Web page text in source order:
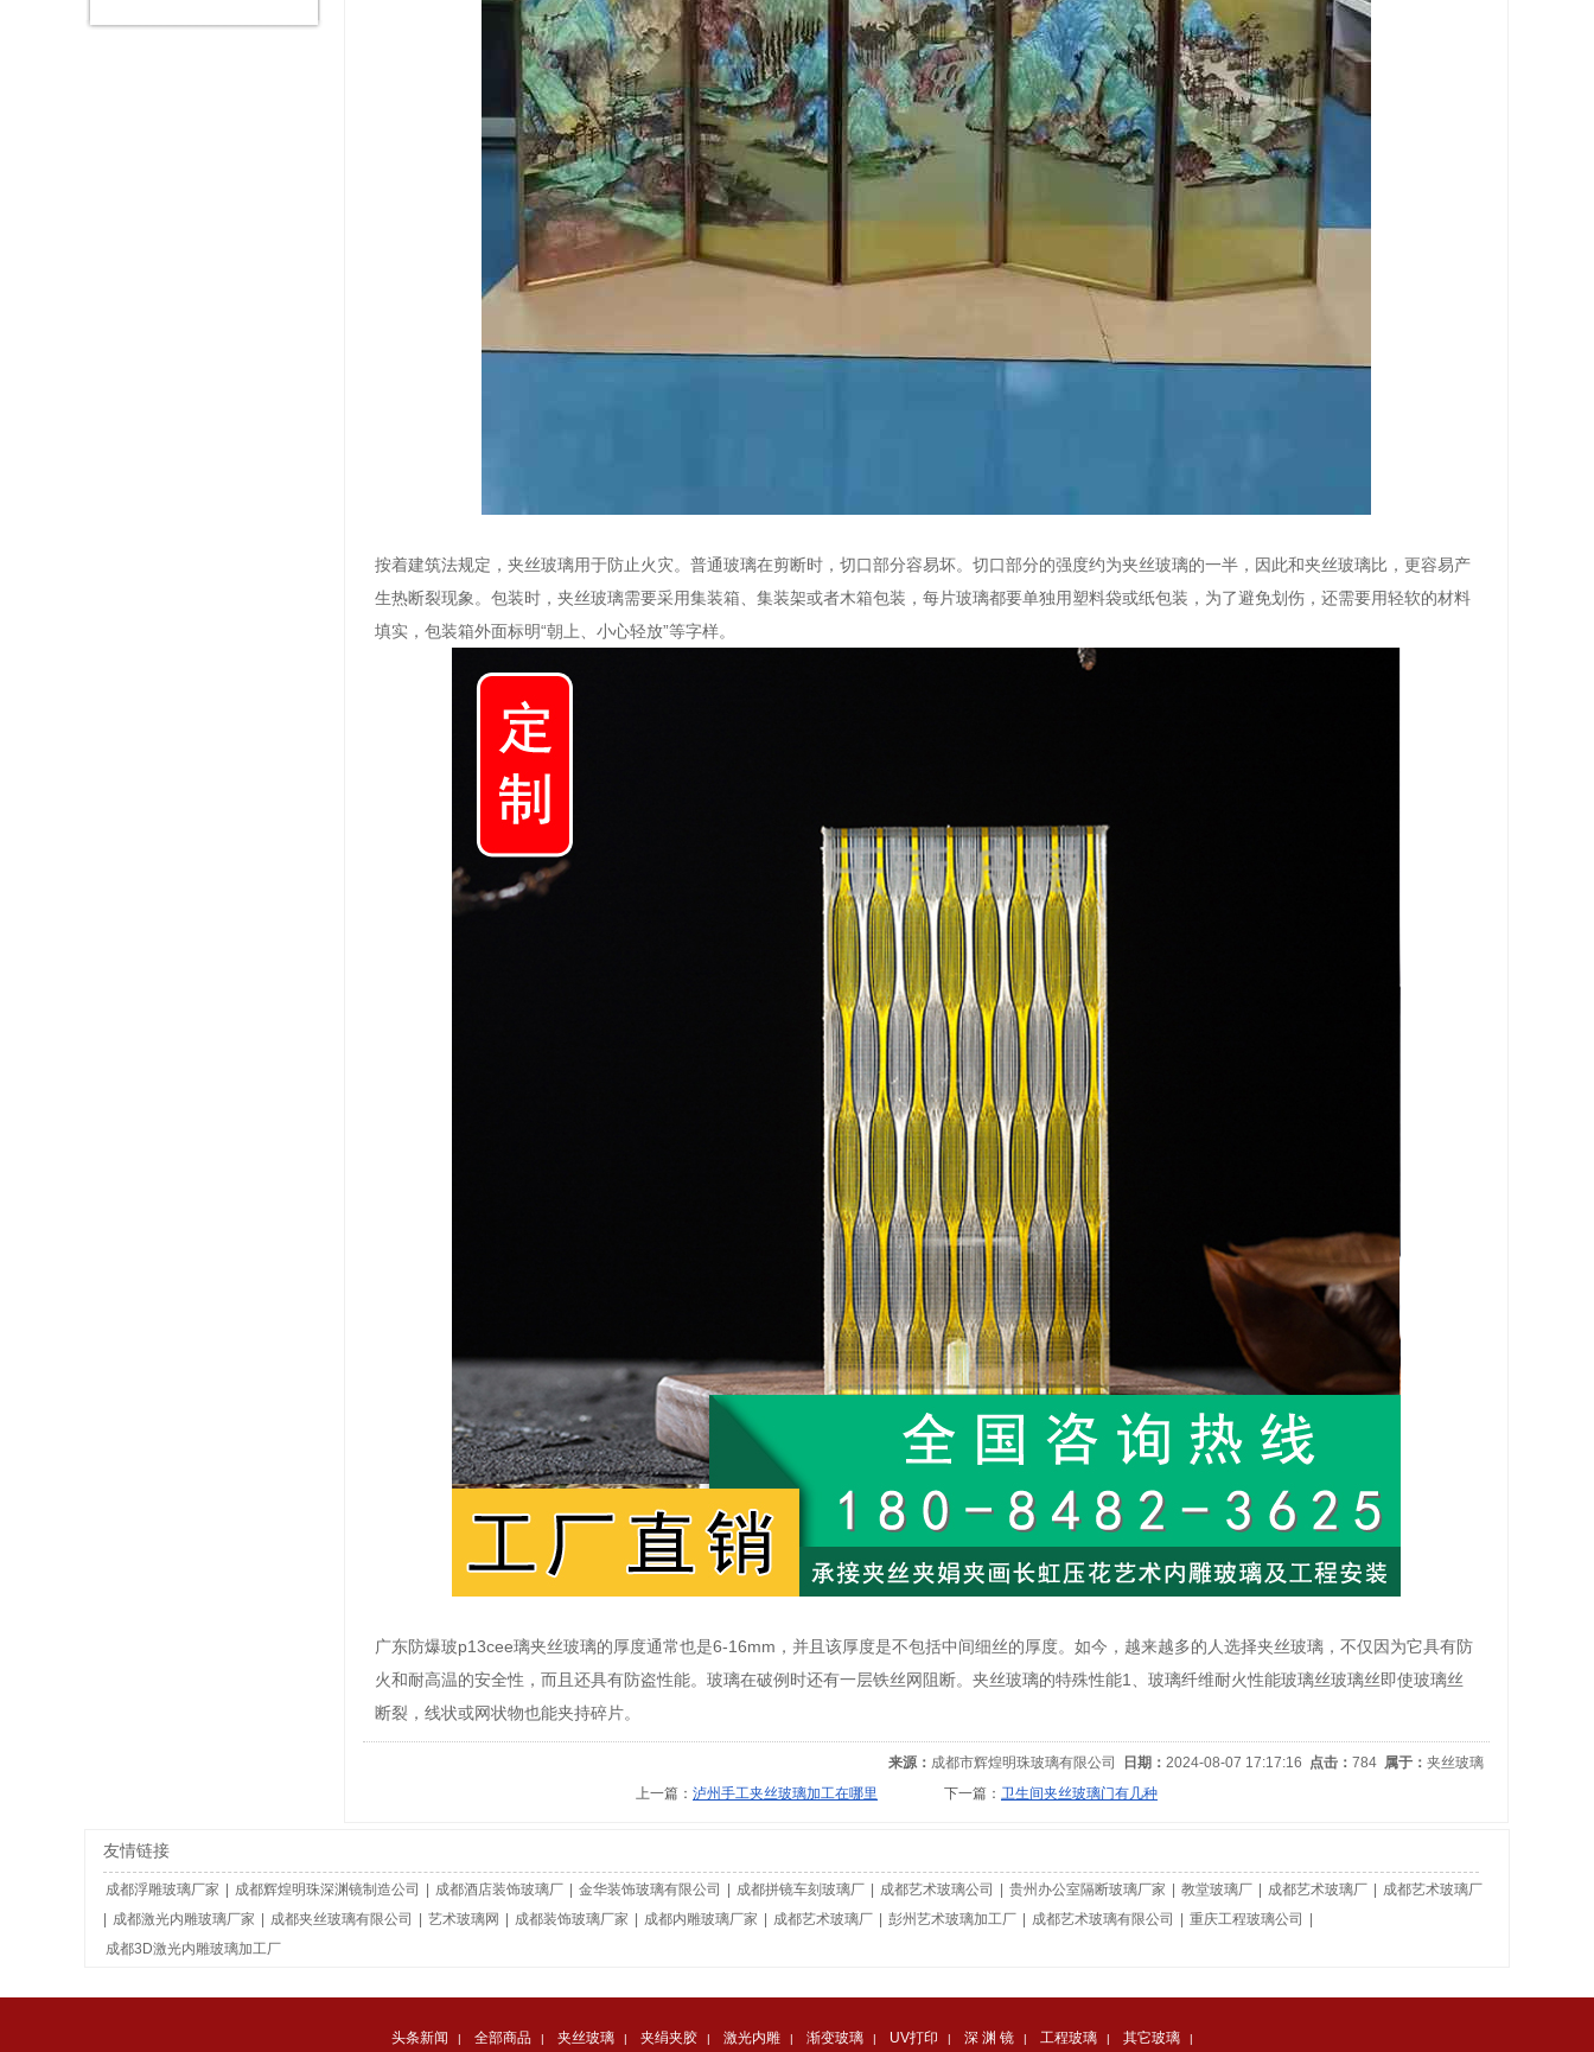
按着建筑法规定，夹丝玻璃用于防止火灾。普通玻璃在剪断时，切口部分容易坏。切口部分的强度约为夹丝玻璃的一半，因此和夹丝玻璃比，更容易产
生热断裂现象。包装时，夹丝玻璃需要采用集装箱、集装架或者木箱包装，每片玻璃都要单独用塑料袋或纸包装，为了避免划伤，还需要用轻软的材料
填实，包装箱外面标明“朝上、小心轻放”等字样。
广东防爆玻p13cee璃夹丝玻璃的厚度通常也是6-16mm，并且该厚度是不包括中间细丝的厚度。如今，越来越多的人选择夹丝玻璃，不仅因为它具有防
火和耐高温的安全性，而且还具有防盗性能。玻璃在破例时还有一层铁丝网阻断。夹丝玻璃的特殊性能1、玻璃纤维耐火性能玻璃丝玻璃丝即使玻璃丝
断裂，线状或网状物也能夹持碎片。
来源： 成都市辉煌明珠玻璃有限公司 日期： 2024-08-07 17:17:16 点击： 784 属于： 夹丝玻璃
上一篇： 泸州手工夹丝玻璃加工在哪里 下一篇： 卫生间夹丝玻璃门有几种
友情链接
成都浮雕玻璃厂家 成都辉煌明珠深渊镜制造公司 成都酒店装饰玻璃厂 金华装饰玻璃有限公司 成都拼镜车刻玻璃厂 成都艺术玻璃公司 贵州办公室隔断玻璃厂家 教堂玻璃厂 成都艺术玻璃厂
成都艺术玻璃厂
成都激光内雕玻璃厂家 成都夹丝玻璃有限公司 艺术玻璃网 成都装饰玻璃厂家 成都内雕玻璃厂家 成都艺术玻璃厂 彭州艺术玻璃加工厂 成都艺术玻璃有限公司 重庆工程玻璃公司
成都3D激光内雕玻璃加工厂
头条新闻 | 全部商品 | 夹丝玻璃 | 夹绢夹胶 | 激光内雕 | 渐变玻璃 | UV打印 | 深 渊 镜 | 工程玻璃 | 其它玻璃 |